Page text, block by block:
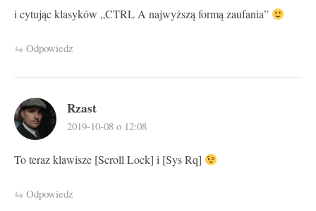
i cytując klasyków „CTRL A najwyższą formą zaufania”
Odpowiedz
Rzast
2019-10-08 o 12:08
To teraz klawisze [Scroll Lock] i [Sys Rq]
Odpowiedz